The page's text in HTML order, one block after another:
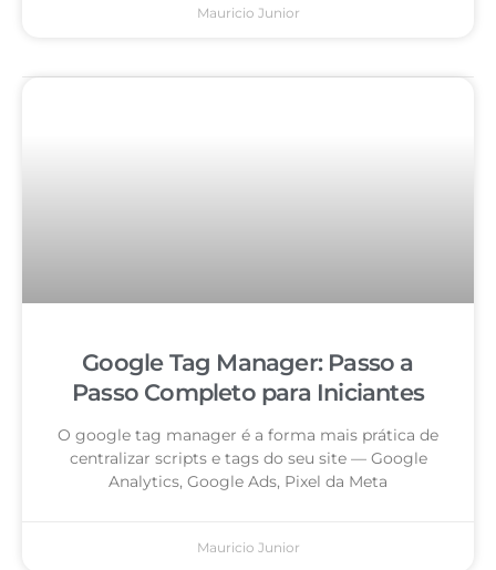
Mauricio Junior
Google Tag Manager: Passo a
Passo Completo para Iniciantes
O google tag manager é a forma mais prática de
centralizar scripts e tags do seu site — Google
Analytics, Google Ads, Pixel da Meta
Mauricio Junior